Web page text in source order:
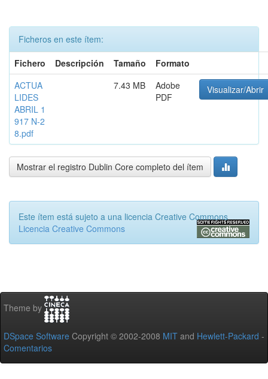
Ficheros en este ítem:
Fichero
Descripción Tamaño
Formato
ACTUA
LIDES
ABRIL 1
917 N-2
8.pdf
7.43 MB
Adobe
PDF
Visualizar/Abrir
Mostrar el registro Dublin Core completo del ítem
Este ítem está sujeto a una licencia Creative Commons
Licencia Creative Commons
Theme by
DSpace Software Copyright © 2002-2008 MIT and Hewlett-Packard -
Comentarios